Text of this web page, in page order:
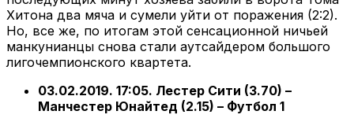
Хитона два мяча и сумели уйти от поражения (2:2).
Но, все же, по итогам этой сенсационной ничьей
манкунианцы снова стали аутсайдером большого
лигочемпионского квартета.
03.02.2019. 17:05. Лестер Сити (3.70) –
Манчестер Юнайтед (2.15) – Футбол 1